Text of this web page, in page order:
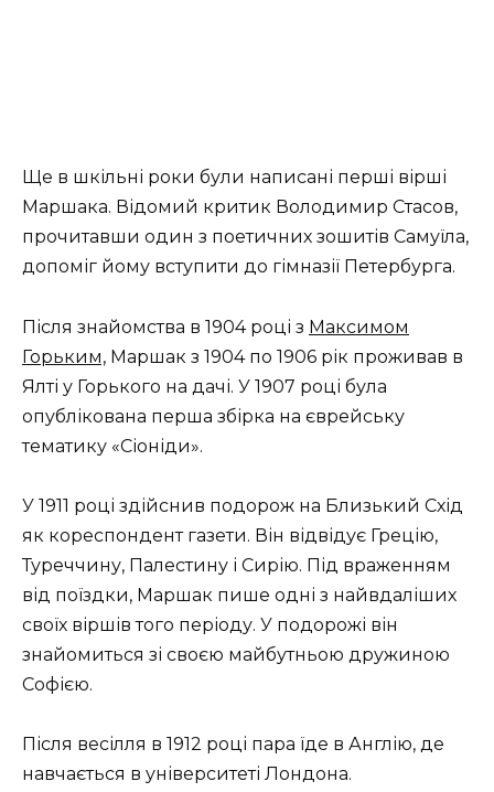
Ще в шкільні роки були написані перші вірші
Маршака. Відомий критик Володимир Стасов,
прочитавши один з поетичних зошитів Самуїла,
допоміг йому вступити до гімназії Петербурга.
Після знайомства в 1904 році з Максимом
Горьким, Маршак з 1904 по 1906 рік проживав в
Ялті у Горького на дачі. У 1907 році була
опублікована перша збірка на єврейську
тематику «Сіоніди».
У 1911 році здійснив подорож на Близький Схід
як кореспондент газети. Він відвідує Грецію,
Туреччину, Палестину і Сирію. Під враженням
від поїздки, Маршак пише одні з найвдаліших
своїх віршів того періоду. У подорожі він
знайомиться зі своєю майбутньою дружиною
Софією.
Після весілля в 1912 році пара їде в Англію, де
навчається в університеті Лондона.